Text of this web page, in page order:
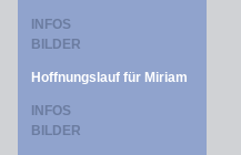
INFOS
BILDER
Hoffnungslauf für Miriam
INFOS
BILDER